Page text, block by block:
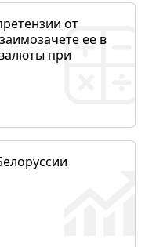
от
ее в
при